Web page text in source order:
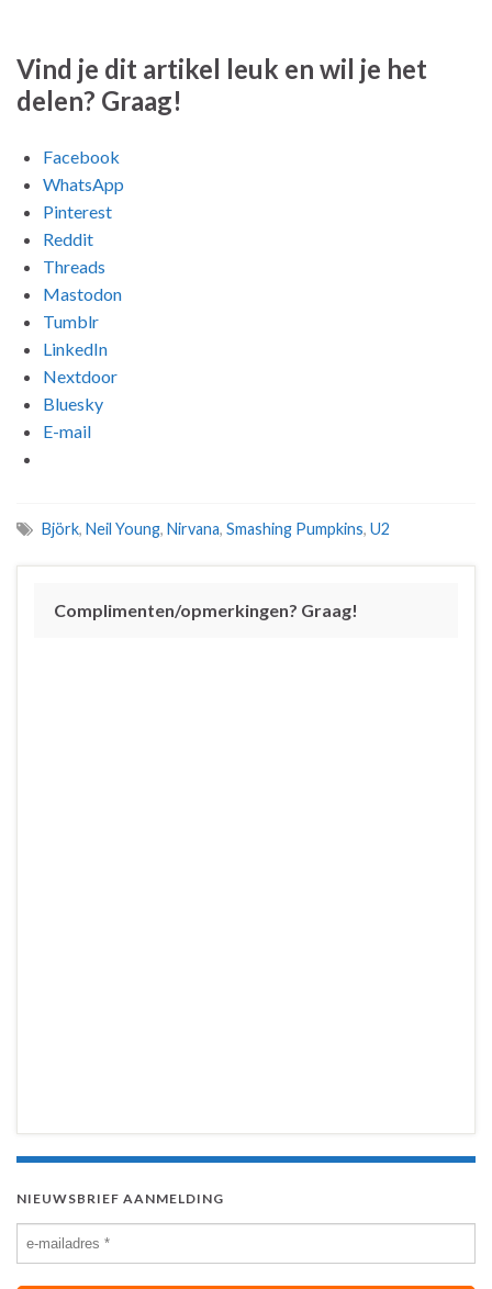
Vind je dit artikel leuk en wil je het
delen? Graag!
Facebook
WhatsApp
Pinterest
Reddit
Threads
Mastodon
Tumblr
LinkedIn
Nextdoor
Bluesky
E-mail
Björk, Neil Young, Nirvana, Smashing Pumpkins, U2
Complimenten/opmerkingen? Graag!
NIEUWSBRIEF AANMELDING